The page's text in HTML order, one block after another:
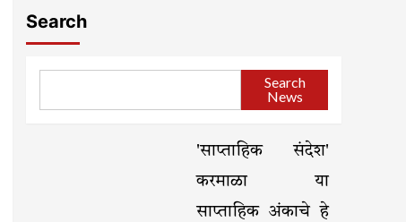
Search
Search
News
'साप्ताहिक संदेश'
करमाळा या
साप्ताहिक अंकाचे हे